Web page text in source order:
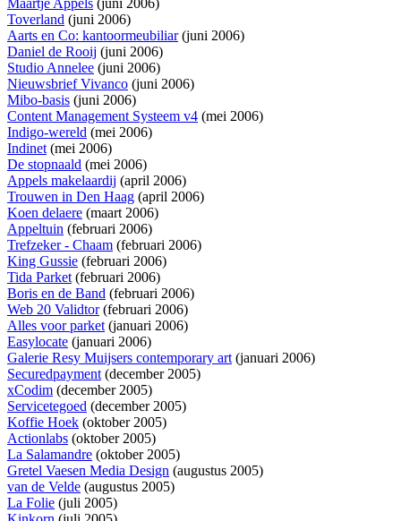
Maartje Appels (juni 2006)
Toverland (juni 2006)
Aarts en Co: kantoormeubiliar(juni 2006)
Daniel de Rooij (juni 2006)
Studio Annelee (juni 2006)
Nieuwsbrief Vivanco (juni 2006)
Mibo-basis (juni 2006)
Content Management Systeem v4 (mei 2006)
Indigo-wereld (mei 2006)
Indinet(mei 2006)
De stopnaald (mei 2006)
Appels makelaardij (april 2006)
Trouwen in Den Haag (april 2006)
Koen delaere (maart 2006)
Appeltuin (februari 2006)
Trefzeker - Chaam (februari 2006)
King Gussie (februari 2006)
Tida Parket(februari 2006)
Boris en de Band (februari 2006)
Web 20 Validtor(februari 2006)
Alles voor parket(januari 2006)
Easylocate (januari 2006)
Galerie Resy Muijsers contemporary art(januari 2006)
Securedpayment(december 2005)
xCodim (december 2005)
Servicetegoed (december 2005)
Koffie Hoek (oktober 2005)
Actionlabs (oktober 2005)
La Salamandre (oktober 2005)
Gretel Vaesen Media Design (augustus 2005)
van de Velde (augustus 2005)
La Folie (juli 2005)